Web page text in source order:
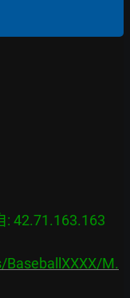
: 42.71.163.163
M.